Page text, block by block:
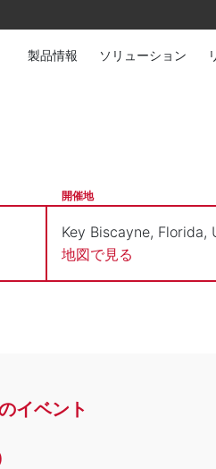
製品情報 ソリューション
開催地
Key Biscayne, Florida,
地図で見る
イベント